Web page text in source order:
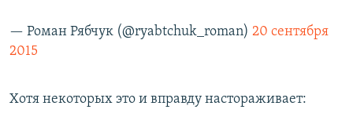
— Роман Рябчук (@ryabtchuk_roman) 20 сентября
2015
Хотя некоторых это и вправду настораживает: